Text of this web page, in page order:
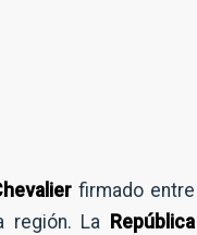
firmado entre
región. La
República